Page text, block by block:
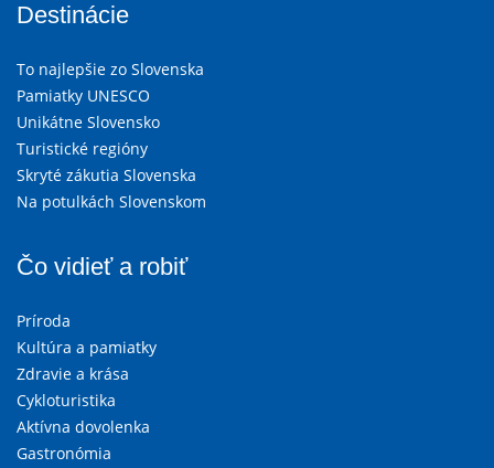
Destinácie
To najlepšie zo Slovenska
Pamiatky UNESCO
Unikátne Slovensko
Turistické regióny
Skryté zákutia Slovenska
Na potulkách Slovenskom
Čo vidieť a robiť
Príroda
Kultúra a pamiatky
Zdravie a krása
Cykloturistika
Aktívna dovolenka
Gastronómia